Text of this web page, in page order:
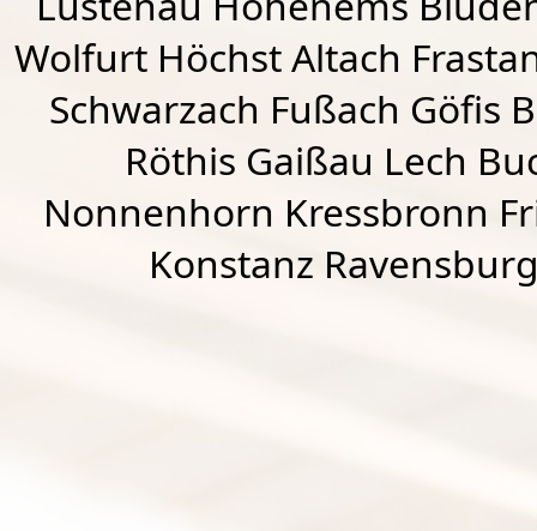
Wolfurt HöchstAltach
Schwarzach Fußach Göfis
Röthis Gaißau Lech
Nonnenhorn Kressbronn
Konstanz